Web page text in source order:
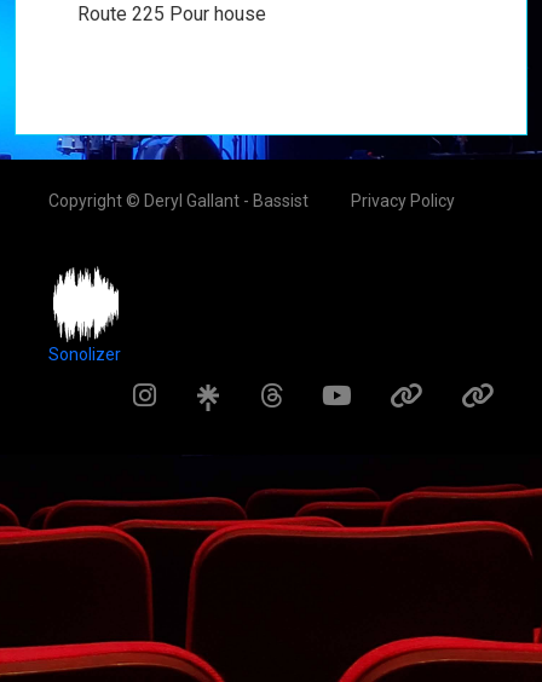
Route 225 Pour house
Copyright © Deryl Gallant - Bassist Privacy Policy
Sonolizer